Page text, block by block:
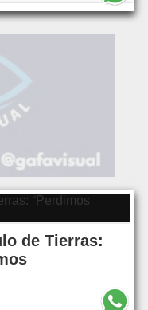
de Tierras: